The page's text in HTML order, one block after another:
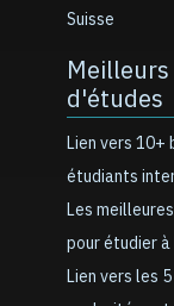
Suisse
d'études
Lien vers 10+
étudiants
Les
pour étudier
Lien vers les